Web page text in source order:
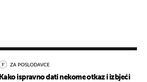
ZA POSLODAVCE
Kako ispravno dati nekome otkaz i izbjeći